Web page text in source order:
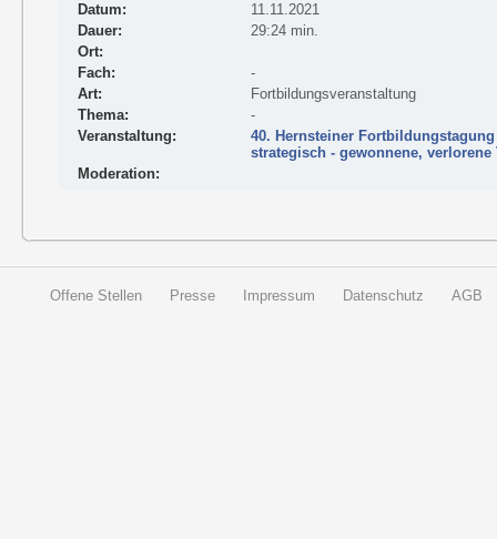
Datum:
11.11.2021
Dauer:
29:24 min.
Ort:
Fach:
-
Art:
Fortbildungsveranstaltung
Thema:
-
Veranstaltung:
40. Hernsteiner
strategisch - gewonnene,
Moderation:
Offene Stellen Presse Impressum Datenschutz AGB